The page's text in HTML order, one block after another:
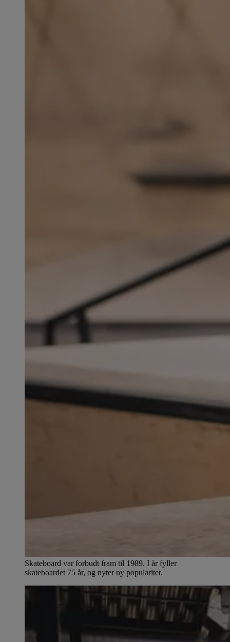
Skateboard var forbudt fram til 1989. I år fyller
skateboardet 75 år, og nyter ny popularitet.